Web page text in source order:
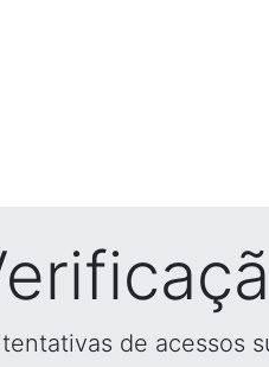
de acessos